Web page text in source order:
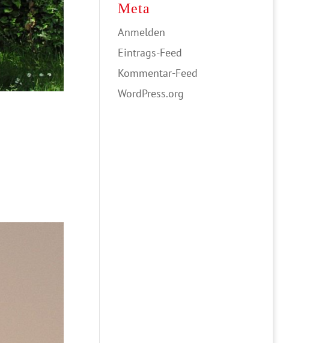
Meta
Anmelden
Eintrags-Feed
Kommentar-Feed
WordPress.org